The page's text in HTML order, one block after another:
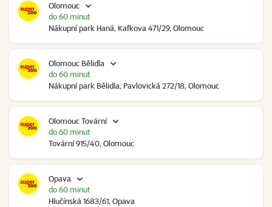
Olomouc
Nákupní park Haná, Kafkova 471/29, Olomouc
do 60 minut
Olomouc Bělidla
Nákupní park Bělidla, Pavlovická 272/18, Olomouc
do 60 minut
Olomouc Tovární
Tovární 915/40, Olomouc
do 60 minut
Opava
Hlučínská 1683/61, Opava
do 60 minut